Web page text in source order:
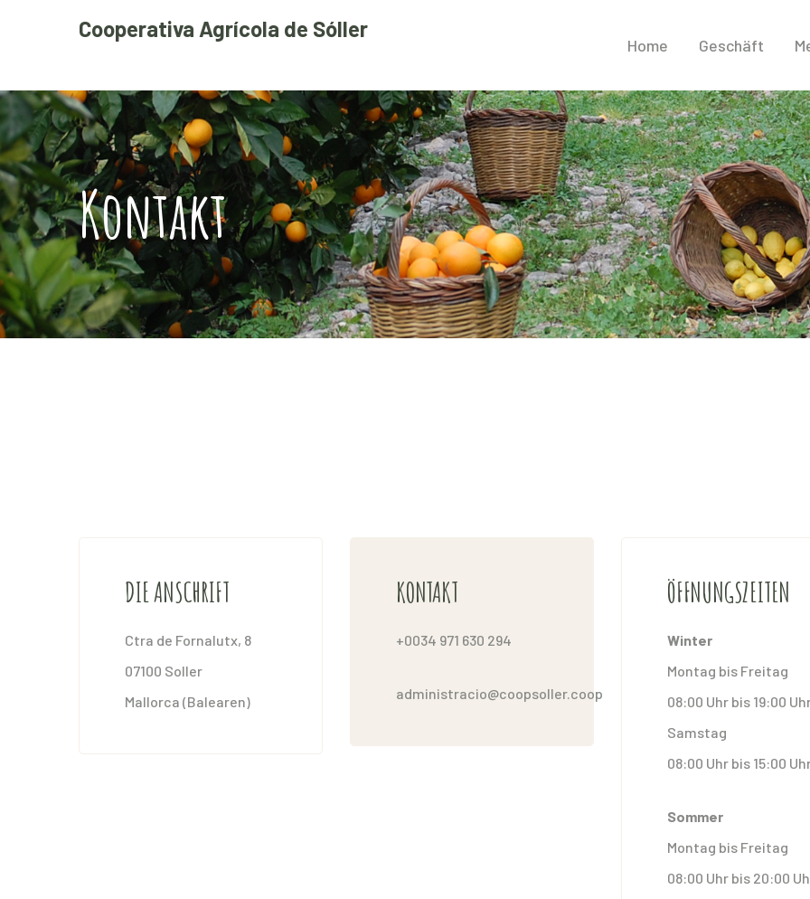
Cooperativa Agrícola de Sóller
Home Geschäft
Kontakt
DIE ANSCHRIFT
Ctra de Fornalutx, 8
07100 Soller
Mallorca (Balearen)
KONTAKT
+0034 971 630 294
administracio@coopsoller.coop
ÖFFNUNGSZEITEN
Winter
Montag bis Freitag
08:00 Uhr bis 19:00
Samstag
08:00 Uhr bis 15:00
Sommer
Montag bis Freitag
08:00 Uhr bis 20:00